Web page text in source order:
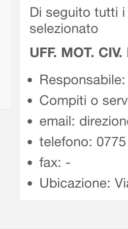
Di seguito tutti
selezionato
UFF. MOT.
Compiti o
email:
telefono:
fax: -
Ubicazione: